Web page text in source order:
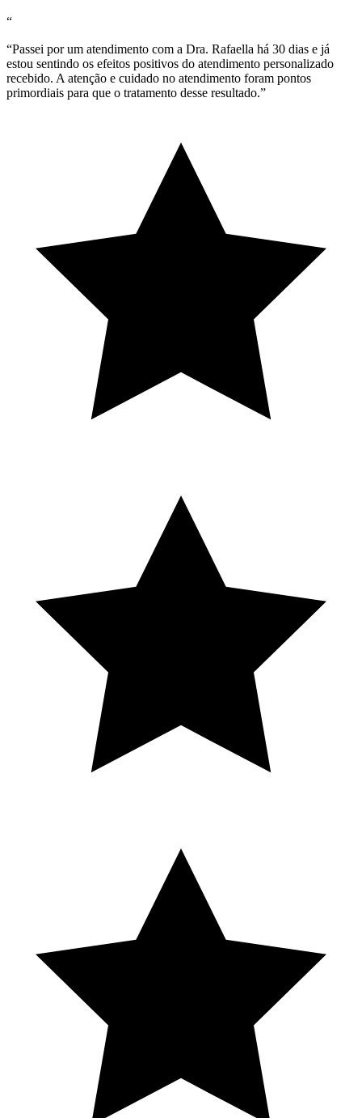
“
“Passei por um atendimento com a Dra. Rafaella há 30 dias e já
estou sentindo os efeitos positivos do atendimento personalizado
recebido. A atenção e cuidado no atendimento foram pontos
primordiais para que o tratamento desse resultado.”